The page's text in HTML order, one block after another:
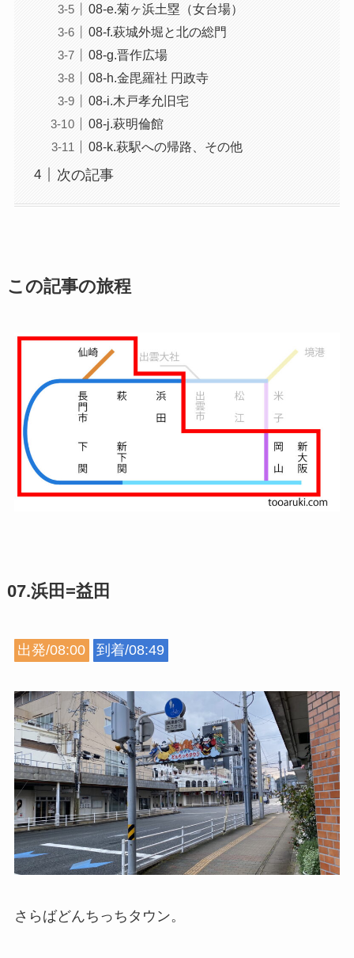
08-e.菊ヶ浜土塁（女台場）
08-f.萩城外堀と北の総門
08-g.晋作広場
08-h.金毘羅社 円政寺
08-i.木戸孝允旧宅
08-j.萩明倫館
08-k.萩駅への帰路、その他
次の記事
この記事の旅程
07.浜田=益田
出発/08:00 到着/08:49
さらばどんちっちタウン。